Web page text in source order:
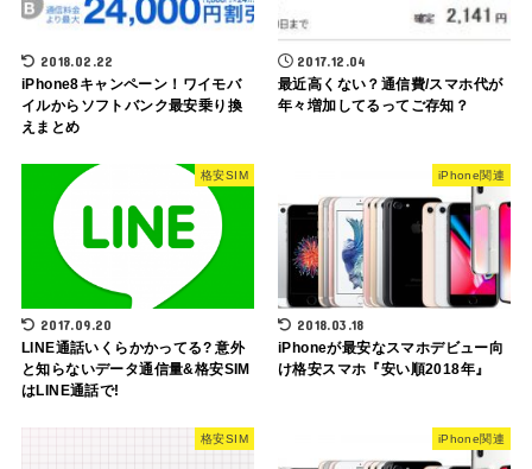
2018.02.22
iPhone8キャンペーン！ワイモバ
イルからソフトバンク最安乗り換
えまとめ
2017.12.04
最近高くない？通信費/スマホ代が
年々増加してるってご存知？
格安SIM
2017.09.20
LINE通話いくらかかってる? 意外
と知らないデータ通信量&格安SIM
はLINE通話で!
iPhone関連
2018.03.18
iPhoneが最安なスマホデビュー向
け格安スマホ『安い順2018年』
格安SIM iPhone関連